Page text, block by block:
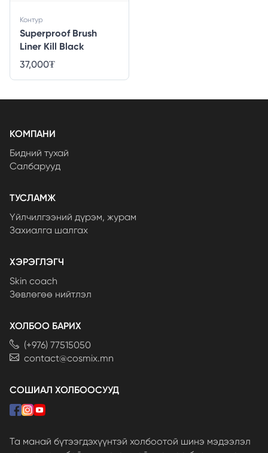
Superproof Brush
Liner Kill Black
Контур
37,000₮
КОМПАНИ
Бидний тухай
Салбарууд
ТУСЛАМЖ
Үйлчилгээний дүрэм, журам
Захиалга шалгах
ХЭРЭГЛЭГЧ
Skin coach
Зөвлөгөө нийтлэл
ХОЛБОО БАРИХ
(+976) 77515050
contact@cosmix.mn
СОШИАЛ ХОЛБООСУУД
Та манай бүтээгдэхүүнтэй холбоотой шинэ мэдээлэл